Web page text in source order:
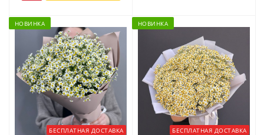
НОВИНКА
БЕСПЛАТНАЯ ДОСТАВКА
НОВИНКА
БЕСПЛАТНАЯ ДОСТАВКА